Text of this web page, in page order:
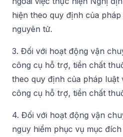
hiện theo quy định của
nguyên tử.
3. Đối với hoạt động vận
công cụ hỗ trợ, tiền chất
theo quy định của pháp luật
công cụ hỗ trợ, tiền chất
4. Đối với hoạt động vận
nguy hiểm phục vụ mục